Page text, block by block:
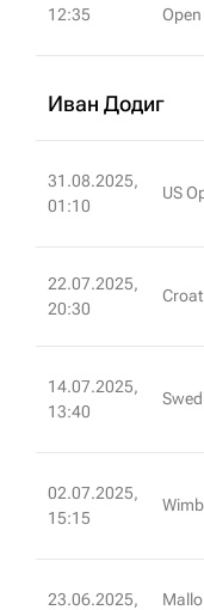
12:35
Open
Иван Додиг
31.08.2025,
01:10
US
22.07.2025,
20:30
14.07.2025,
13:40
02.07.2025,
15:15
23.06.2025,